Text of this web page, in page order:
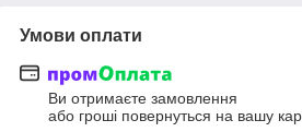
Умови оплати
Ви отримаєте замовлення
або гроші повернуться на вашу